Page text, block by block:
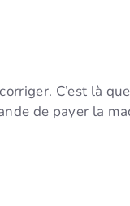
C’est là
de payer la